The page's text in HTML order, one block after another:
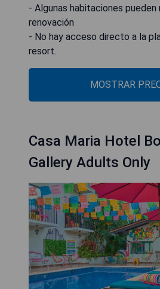
- Algunas habitaciones
renovación
- No hay acceso directo a la
resort.
MOSTRAR
Casa Maria Hotel
Gallery Adults Only